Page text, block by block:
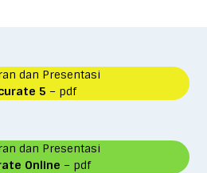
dan Presentasi
5 – pdf
dan Presentasi
Online – pdf